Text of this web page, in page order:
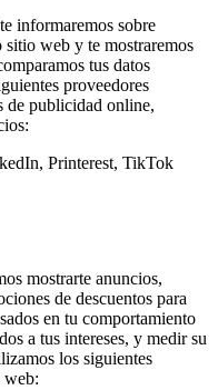
informaremos sobre
sitio web y te mostraremos
tus datos
proveedores
de publicidad online,
Printerest, TikTok
mostrarte anuncios,
de descuentos para
en tu comportamiento
a tus intereses, y medir su
los siguientes
web: